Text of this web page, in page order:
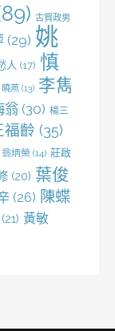
古賀政男
(29) 姚
人 (17) 慎
曉燕 (13) 李雋
翁 (30) 楊三
福齡 (35)
翁炳榮 (14) 莊啟
(20) 葉俊
(26) 陳蝶
(21) 黃敏